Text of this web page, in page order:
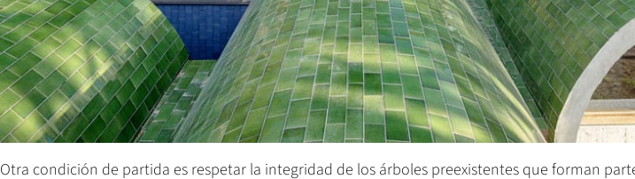
Otra condición de partida es respetar la integridad de los árboles preexistentes que forman